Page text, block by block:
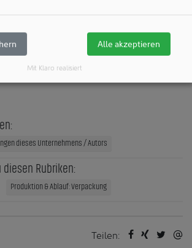
dieses Unternehmens / Autors
Rubriken:
Produktion & Ablauf: Verpackung
Teilen:
Alle akzeptieren
Mit Klaro realisiert